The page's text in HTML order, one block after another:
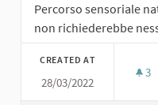
Percorso sensoriale
non richiederebbe
CREATED AT
28/03/2022
3